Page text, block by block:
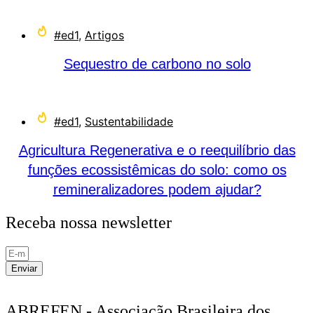
#ed1, Artigos
Sequestro de carbono no solo
#ed1, Sustentabilidade
Agricultura Regenerativa e o reequilíbrio das
funções ecossistêmicas do solo: como os
remineralizadores podem ajudar?
Receba nossa newsletter
Enviar